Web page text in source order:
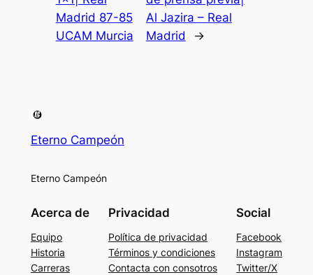
Madrid 87-85
UCAM Murcia
Al Jazira – Real
Madrid
→
Eterno Campeón
Eterno Campeón
Acerca de
Equipo
Historia
Carreras
Privacidad
Política de privacidad
Términos y condiciones
Contacta con consotros
Social
Facebook
Instagram
Twitter/X